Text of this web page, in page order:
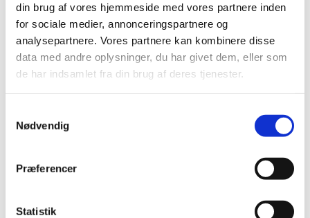
din brug af vores hjemmeside med vores partnere inden
for sociale medier, annonceringspartnere og
analysepartnere. Vores partnere kan kombinere disse
data med andre oplysninger, du har givet dem, eller som
de har indsamlet fra din brug af deres tjenester.
Nødvendig
Præferencer
Statistik
Du vil måske også kunne
lide...